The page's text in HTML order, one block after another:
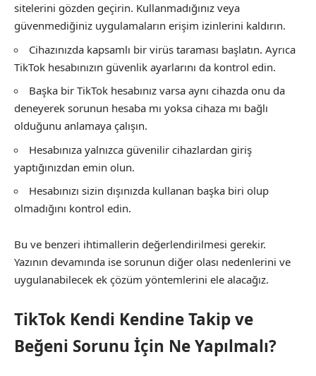
sitelerini gözden geçirin. Kullanmadığınız veya
güvenmediğiniz uygulamaların erişim izinlerini kaldırın.
Cihazınızda kapsamlı bir virüs taraması başlatın. Ayrıca
TikTok hesabınızın güvenlik ayarlarını da kontrol edin.
Başka bir TikTok hesabınız varsa aynı cihazda onu da
deneyerek sorunun hesaba mı yoksa cihaza mı bağlı
olduğunu anlamaya çalışın.
Hesabınıza yalnızca güvenilir cihazlardan giriş
yaptığınızdan emin olun.
Hesabınızı sizin dışınızda kullanan başka biri olup
olmadığını kontrol edin.
Bu ve benzeri ihtimallerin değerlendirilmesi gerekir.
Yazının devamında ise sorunun diğer olası nedenlerini ve
uygulanabilecek ek çözüm yöntemlerini ele alacağız.
TikTok Kendi Kendine Takip ve
Beğeni Sorunu İçin Ne Yapılmalı?